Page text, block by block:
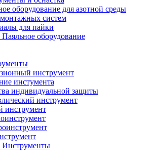
оборудование для азотной среды
систем
для пайки
оборудование
инструмент
инстумента
индивидуальной защиты
инструмент
инструмент
Инструменты